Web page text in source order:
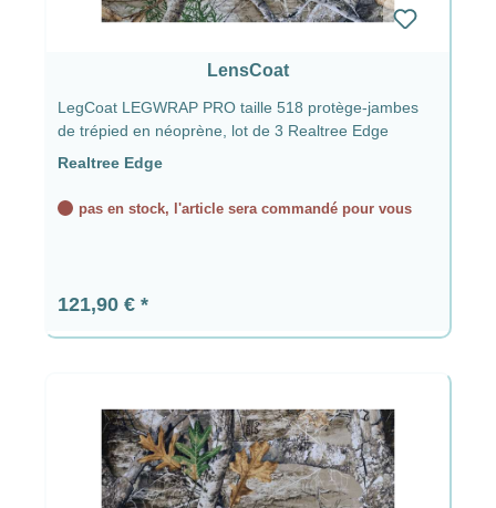
LensCoat
LegCoat LEGWRAP PRO taille 518 protège-jambes
de trépied en néoprène, lot de 3 Realtree Edge
Realtree Edge
pas en stock, l'article sera commandé pour vous
Prix régulier :
121,90 €